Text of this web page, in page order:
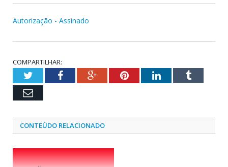
Autorização - Assinado
COMPARTILHAR:
TwitterFacebookGoogle+PinterestLinkedInTumblr
Email
CONTEÚDO RELACIONADO